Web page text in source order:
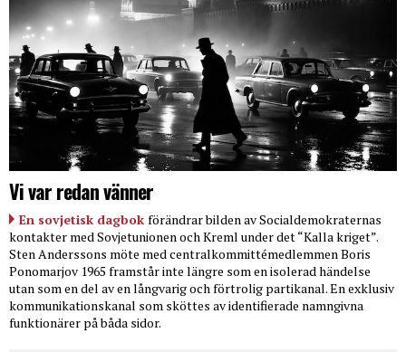
Vi var redan vänner
En sovjetisk dagbok förändrar bilden av Socialdemokraternas
kontakter med Sovjetunionen och Kreml under det “Kalla kriget”.
Sten Anderssons möte med centralkommittémedlemmen Boris
Ponomarjov 1965 framstår inte längre som en isolerad händelse
utan som en del av en långvarig och förtrolig partikanal. En exklusiv
kommunikationskanal som sköttes av identifierade namngivna
funktionärer på båda sidor.